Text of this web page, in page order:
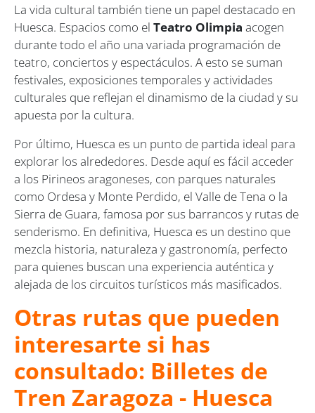
La vida cultural también tiene un papel destacado en
Huesca. Espacios como el Teatro Olimpia acogen
durante todo el año una variada programación de
teatro, conciertos y espectáculos. A esto se suman
festivales, exposiciones temporales y actividades
culturales que reflejan el dinamismo de la ciudad y su
apuesta por la cultura.
Por último, Huesca es un punto de partida ideal para
explorar los alrededores. Desde aquí es fácil acceder
a los Pirineos aragoneses, con parques naturales
como Ordesa y Monte Perdido, el Valle de Tena o la
Sierra de Guara, famosa por sus barrancos y rutas de
senderismo. En definitiva, Huesca es un destino que
mezcla historia, naturaleza y gastronomía, perfecto
para quienes buscan una experiencia auténtica y
alejada de los circuitos turísticos más masificados.
Otras rutas que pueden
interesarte si has
consultado: Billetes de
Tren Zaragoza - Huesca